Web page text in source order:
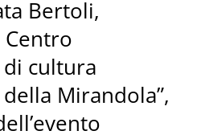
Bertoli,
cultura
Mirandola”,